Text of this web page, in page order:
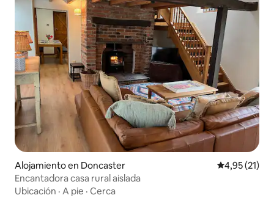
Alojamiento en Doncaster Calificación
4,95 (21)
Encantadora casa rural aislada
Ubicación · A pie · Cerca